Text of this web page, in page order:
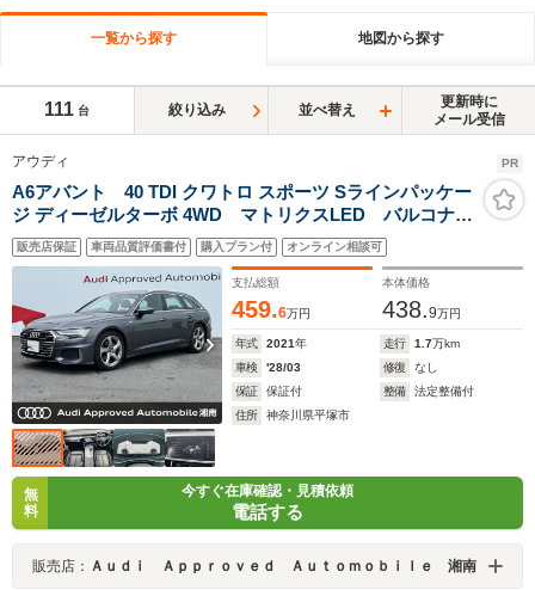
一覧から探す 地図から探す
111 台 絞り込み 並べ替え
更新時に
メール受信
アウディ PR
A6アバント 40 TDI クワトロ スポーツ Sラインパッケー
ジ ディーゼルターボ 4WD マトリクスLED バルコナレ
ザー スマホ連携 アンビエントライト ドライブセレ
クト ACC レーンアシスト サイドアシスト ホール
ドアシスト シートヒーター バックカメラ TVチュー
ナー
販売店保証 車両品質評価書付 購入プラン付 オンライン相談可
支払総額
459.6万円
本体価格
438.9万円
年式 2021年 走行 1.7万km
車検
'28/03 修復
なし
保証
保証付 整備
法定整備付
住所
神奈川県平塚市
無
料
今すぐ在庫確認・見積依頼
電話する
販売店： Ａｕｄｉ Ａｐｐｒｏｖｅｄ Ａｕｔｏｍｏｂｉｌｅ 湘南